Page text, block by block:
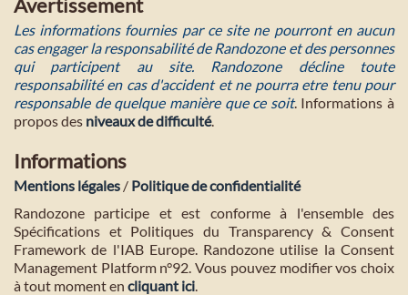
Avertissement
Les informations fournies par ce site ne pourront en aucun
cas engager la responsabilité de Randozone et des personnes
qui participent au site. Randozone décline toute
responsabilité en cas d'accident et ne pourra etre tenu pour
responsable de quelque manière que ce soit. Informations à
propos des niveaux de difficulté.
Informations
Mentions légales / Politique de confidentialité
Randozone participe et est conforme à l'ensemble des
Spécifications et Politiques du Transparency & Consent
Framework de l'IAB Europe. Randozone utilise la Consent
Management Platform n°92. Vous pouvez modifier vos choix
à tout moment en cliquant ici.